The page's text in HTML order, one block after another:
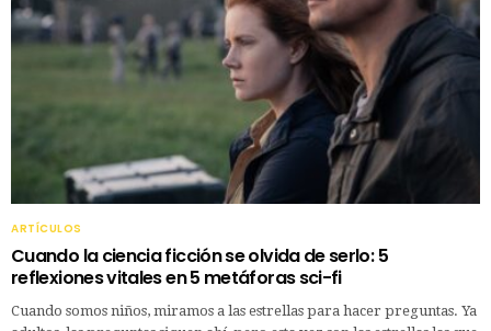
ARTÍCULOS
Cuando la ciencia ficción se olvida de serlo: 5
reflexiones vitales en 5 metáforas sci-fi
Cuando somos niños, miramos a las estrellas para hacer preguntas. Ya